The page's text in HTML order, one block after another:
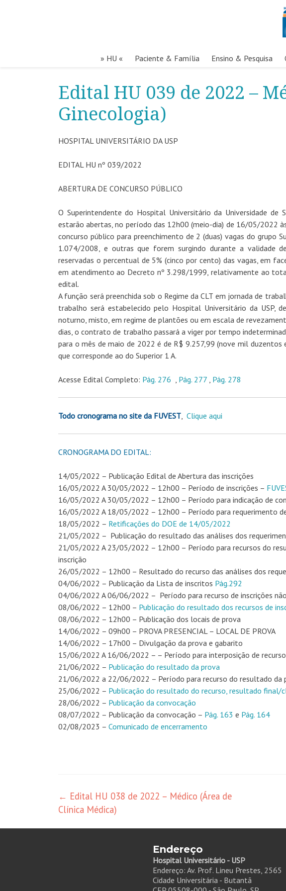
» HU « Paciente & Família Ensino & Pesquisa
Edital HU 039 de 2022 –
Ginecologia)
HOSPITAL UNIVERSITÁRIO DA USP
EDITAL HU nº 039/2022
ABERTURA DE CONCURSO PÚBLICO
O Superintendente do Hospital Universitário da Universidade
estarão abertas, no período das 12h00 (meio-dia) de 16/05/2022
concurso público para preenchimento de 2 (duas) vagas do grupo
1.074/2008, e outras que forem surgindo durante a validade
reservadas o percentual de 5% (cinco por cento) das vagas, em
em atendimento ao Decreto nº 3.298/1999, relativamente ao
edital.
A função será preenchida sob o Regime da CLT em jornada de
trabalho será estabelecido pelo Hospital Universitário da USP,
noturno, misto, em regime de plantões ou em escala de
dias, o contrato de trabalho passará a viger por tempo
para o mês de maio de 2022 é de R$ 9.257,99 (nove mil
que corresponde ao do Superior 1 A.
Acesse Edital Completo: Pág. 276 , Pág. 277 , Pág. 278
Todo cronograma no site da FUVEST, Clique aqui
CRONOGRAMA DO EDITAL:
14/05/2022 – Publicação Edital de Abertura das inscrições
16/05/2022 A 30/05/2022 – 12h00 – Período de inscrições –
16/05/2022 A 30/05/2022 – 12h00 – Período para indicação de
16/05/2022 A 18/05/2022 – 12h00 – Período para requerimento
18/05/2022 – Retificações do DOE de 14/05/2022
21/05/2022 – Publicação do resultado das análises dos
21/05/2022 A 23/05/2022 – 12h00 – Período para recursos do
inscrição
26/05/2022 – 12h00 – Resultado do recurso das análises dos
04/06/2022 – Publicação da Lista de inscritos Pág.292
04/06/2022 A 06/06/2022 – Período para recurso de inscrições
08/06/2022 – 12h00 – Publicação do resultado dos recursos de
08/06/2022 – 12h00 – Publicação dos locais de prova
14/06/2022 – 09h00 – PROVA PRESENCIAL – LOCAL DE PROVA
14/06/2022 – 17h00 – Divulgação da prova e gabarito
15/06/2022 A 16/06/2022 – – Período para interposição de
21/06/2022 – Publicação do resultado da prova
21/06/2022 a 22/06/2022 – Período para recurso do resultado da
25/06/2022 – Publicação do resultado do recurso, resultado final/
28/06/2022 – Publicação da convocação
08/07/2022 – Publicação da convocação – Pág. 163 e Pág. 164
02/08/2023 – Comunicado de encerramento
← Edital HU 038 de 2022 – Médico (Área de
Clínica Médica)
Endereço
Hospital Universitário - USP
Endereço: Av. Prof. Lineu Prestes, 2565
Cidade Universitária - Butantã